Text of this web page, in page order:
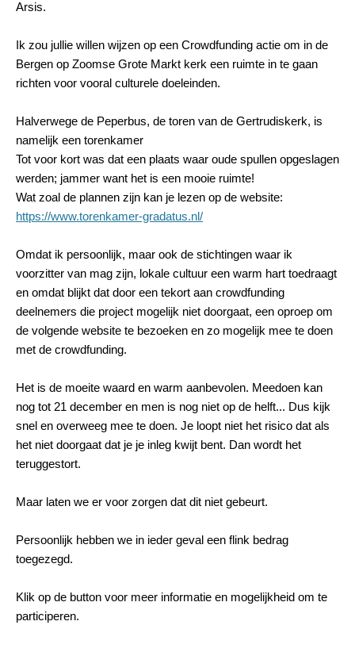
Arsis.
Ik zou jullie willen wijzen op een Crowdfunding actie om in de
Bergen op Zoomse Grote Markt kerk een ruimte in te gaan
richten voor vooral culturele doeleinden.
Halverwege de Peperbus, de toren van de Gertrudiskerk, is
namelijk een torenkamer
Tot voor kort was dat een plaats waar oude spullen opgeslagen
werden; jammer want het is een mooie ruimte!
Wat zoal de plannen zijn kan je lezen op de website:
https://www.torenkamer-gradatus.nl/
Omdat ik persoonlijk, maar ook de stichtingen waar ik
voorzitter van mag zijn, lokale cultuur een warm hart toedraagt
en omdat blijkt dat door een tekort aan crowdfunding
deelnemers die project mogelijk niet doorgaat, een oproep om
de volgende website te bezoeken en zo mogelijk mee te doen
met de crowdfunding.
Het is de moeite waard en warm aanbevolen. Meedoen kan
nog tot 21 december en men is nog niet op de helft... Dus kijk
snel en overweeg mee te doen. Je loopt niet het risico dat als
het niet doorgaat dat je je inleg kwijt bent. Dan wordt het
teruggestort.
Maar laten we er voor zorgen dat dit niet gebeurt.
Persoonlijk hebben we in ieder geval een flink bedrag
toegezegd.
Klik op de button voor meer informatie en mogelijkheid om te
participeren.